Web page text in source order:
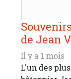
de Jean
Il y a 1 mois
L'un des